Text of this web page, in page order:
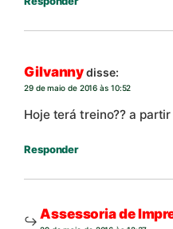
Gilvannydisse:
29 de maio de 2016 às 10:52
Hoje terá treino?? a
Responder
Assessoria de